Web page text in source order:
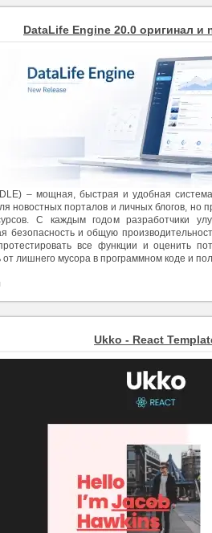
DataLife Engine 20.0 оригинал и
– мощная, быстрая и удобная
новостных порталов и личных блогов, но
С каждым годом разработчики
безопасность и общую
все функции и оценить
лишнего мусора в программном коде и
Ukko - React